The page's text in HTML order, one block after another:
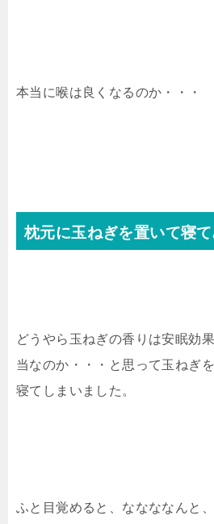
本当に喉は良くなるのか・・・
枕元に玉ねぎを置いて寝
どうやら玉ねぎの香りは安眠効
当なのか・・・と思って玉ねぎ
寝てしまいました。
ふと目覚めると、ななななんと、